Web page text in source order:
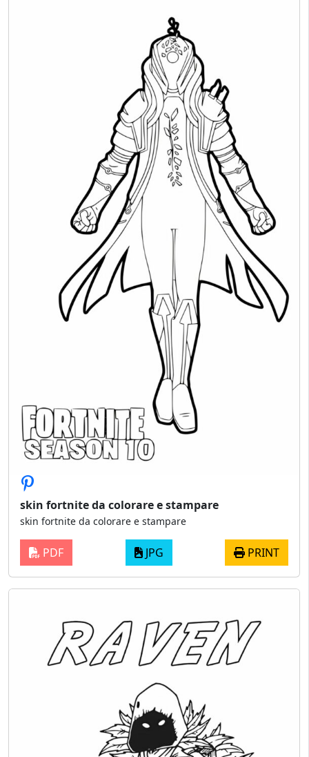
skin fortnite da colorare e stampare
skin fortnite da colorare e stampare
PDF JPG PRINT